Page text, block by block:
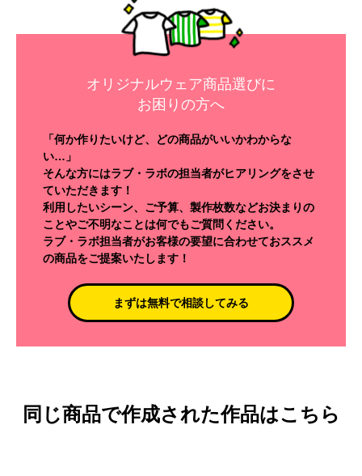
オリジナルウェア商品選びに
お困りの方へ
「何か作りたいけど、どの商品がいいかわからな
い…」
そんな方にはラブ・ラボの担当者がヒアリングをさせ
ていただきます！
利用したいシーン、ご予算、製作枚数などお決まりの
ことやご不明なことは何でもご質問ください。
ラブ・ラボ担当者がお客様の要望に合わせておススメ
の商品をご提案いたします！
まずは無料で相談してみる
同じ商品で作成された作品はこちら